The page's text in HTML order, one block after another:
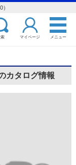
マイページ メニュー
カタログ情報